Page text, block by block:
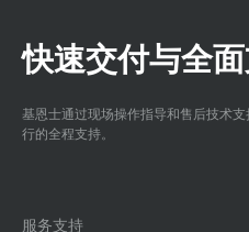
快速交付与全
基恩士通过现场操作指导和售后技术
行的全程支持。
服务支持